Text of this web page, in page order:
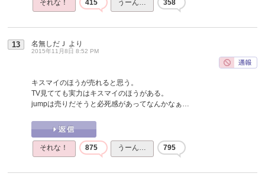
それな！ 415 うーん… 358
13 名無しだＪ より
2015年11月8日 8:52 PM
キスマイのほうが売れると思う。
TV見てても実力はキスマイのほうがある。
jumpは売りだそうと必死感があってなんかなぁ…
それな！ 875 うーん… 795